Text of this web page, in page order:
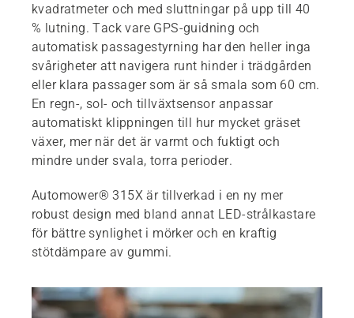
kvadratmeter och med sluttningar på upp till 40
% lutning. Tack vare GPS-guidning och
automatisk passagestyrning har den heller inga
svårigheter att navigera runt hinder i trädgården
eller klara passager som är så smala som 60 cm.
En regn-, sol- och tillväxtsensor anpassar
automatiskt klippningen till hur mycket gräset
växer, mer när det är varmt och fuktigt och
mindre under svala, torra perioder.
Automower® 315X är tillverkad i en ny mer
robust design med bland annat LED-strålkastare
för bättre synlighet i mörker och en kraftig
stötdämpare av gummi.